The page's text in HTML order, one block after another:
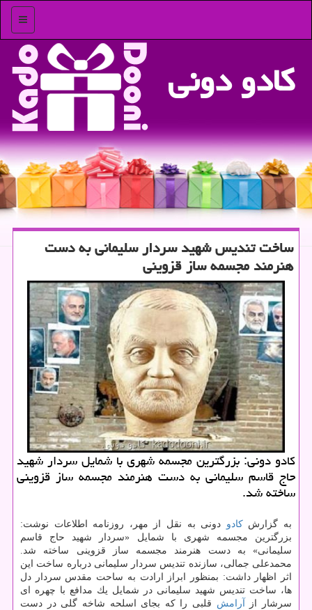
منو
كادو دونی
ساخت تندیس شهید سردار سلیمانی به دست
هنرمند مجسمه ساز قزوینی
كادو دونی: بزرگترین مجسمه شهری با شمایل سردار شهید
حاج قاسم سلیمانی به دست هنرمند مجسمه ساز قزوینی
ساخته شد.
به گزارشكادو دونی به نقل از مهر، روزنامه اطلاعات نوشت:
بزرگترین مجسمه شهری با شمایل «سردار شهید حاج قاسم
سلیمانی» به دست هنرمند مجسمه ساز قزوینی ساخته شد.
محمدعلی جمالی، سازنده تندیس سردار سلیمانی درباره ساخت این
اثر اظهار داشت: بمنظور ابراز ارادت به ساحت مقدس سردار دل
ها، ساخت تندیس شهید سلیمانی در شمایل یك مدافع با چهره ای
سرشار از
آرامش قلبی را كه بجای اسلحه شاخه گلی در دست